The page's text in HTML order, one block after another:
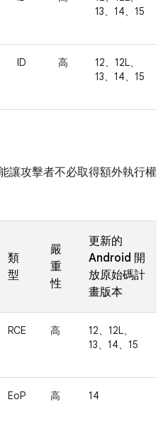
13、14、15
ID 高
12、12L、
13、14、15
讓攻擊者不必取得額外執行權
類
型
嚴
重
性
更新的
Android 開
放原始碼計
畫版本
RCE 高
12、12L、
13、14、15
EoP 高 14